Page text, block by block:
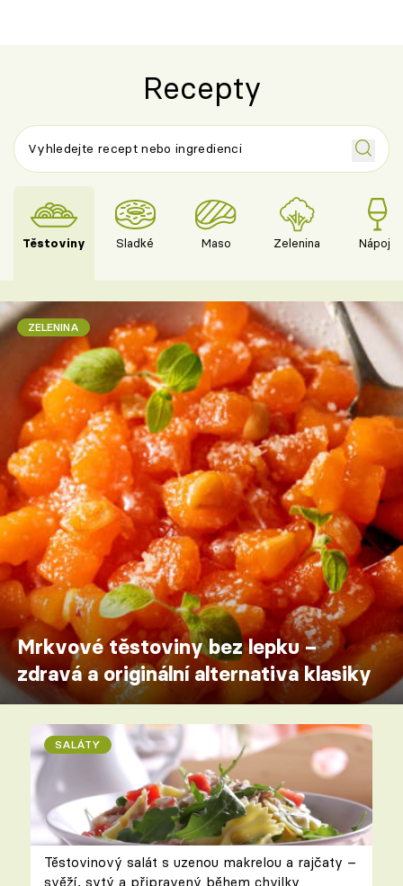
Recepty
Těstoviny Sladké Maso Zelenina Nápoje
ZELENINA
Mrkvové těstoviny bez lepku –
zdravá a originální alternativa klasiky
SALÁTY
Těstovinový salát s uzenou makrelou a rajčaty –
svěží, sytý a připravený během chvilky